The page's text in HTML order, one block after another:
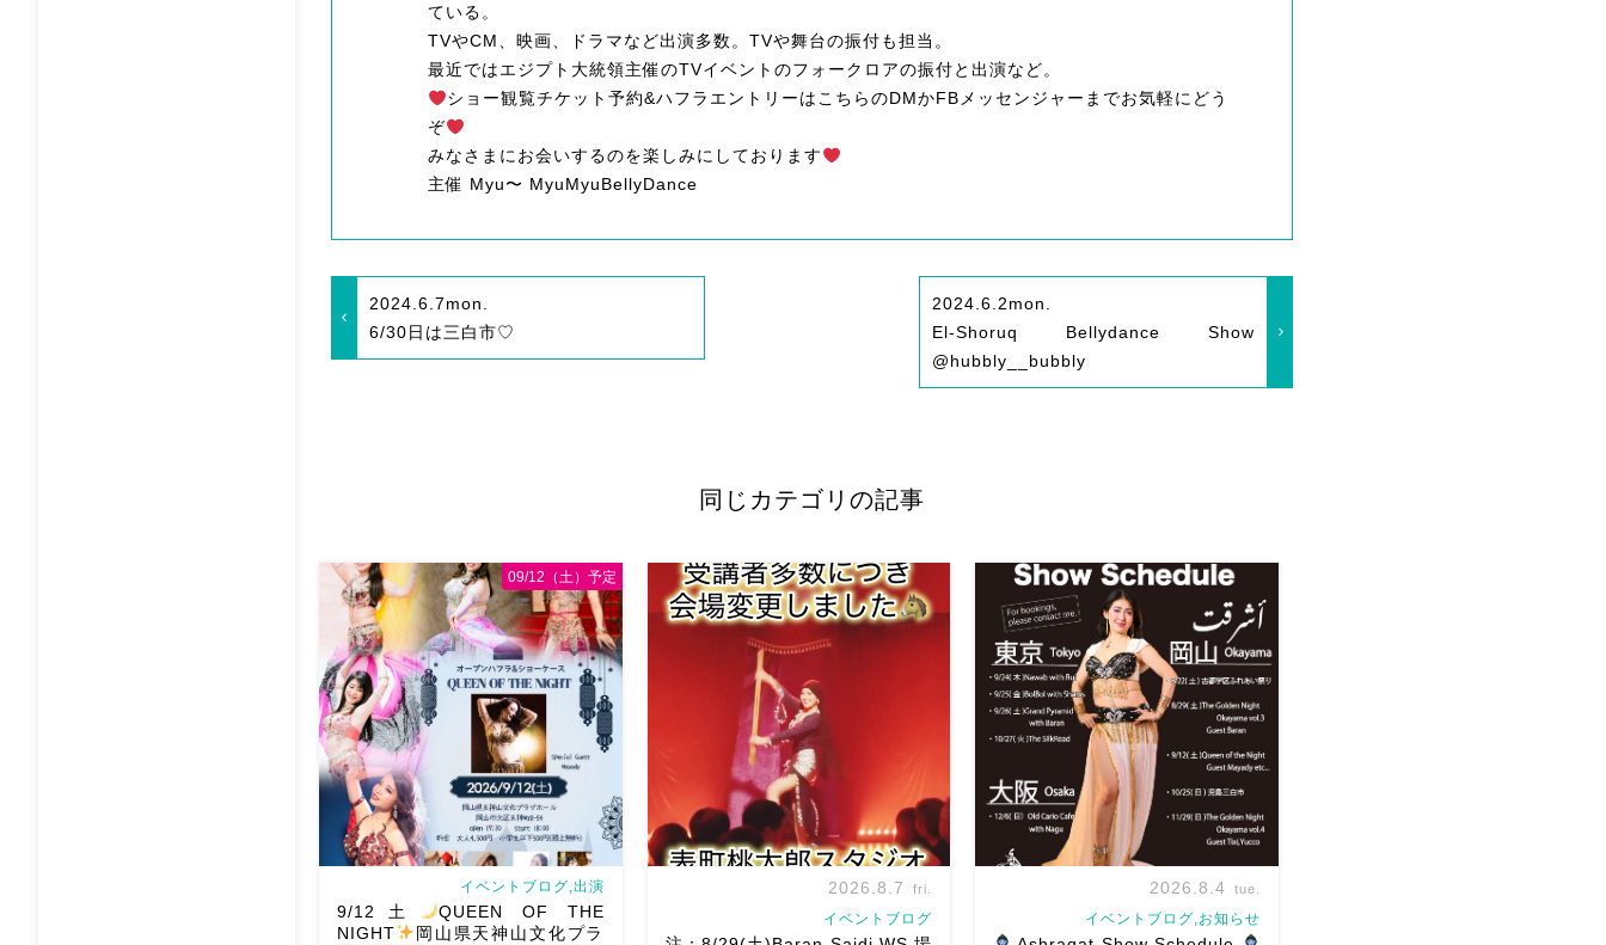
ている。
TVやCM、映画、ドラマなど出演多数。TVや舞台の振付も担当。
最近ではエジプト大統領主催のTVイベントのフォークロアの振付と出演など。
ショー観覧チケット予約&ハフラエントリーはこちらのDMかFBメッセンジャーまでお気軽にどう
ぞ
みなさまにお会いするのを楽しみにしております
主催 Myu〜 MyuMyuBellyDance
2024.6.7mon.
6/30日は三白市♡
2024.6.2mon.
El-Shoruq Bellydance Show
@hubbly__bubbly
同じカテゴリの記事
イベントブログ,出演
9/12土
QUEEN OF THE
NIGHT
岡山県天神山文化プラ
09/12（土）予定
2026.8.7 fri.
イベントブログ
2026.8.4 tue.
イベントブログ,お知らせ